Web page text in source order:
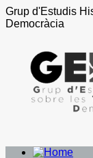
Grup d'Estudis
Democràcia